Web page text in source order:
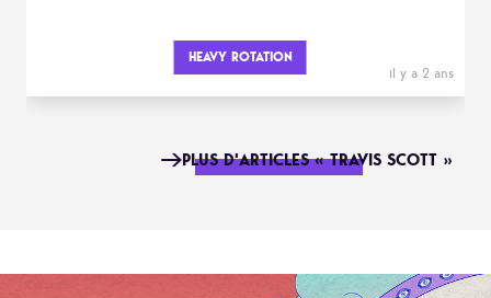
HEAVY ROTATION
il y a 2 ans
PLUS D'ARTICLES « TRAVIS SCOTT »